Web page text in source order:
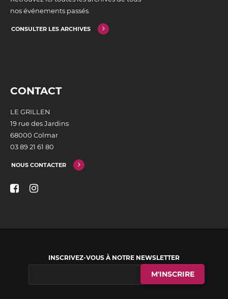
nos événements passés.
CONSULTER LES ARCHIVES
CONTACT
LE GRILLEN
19 rue des Jardins
68000 Colmar
03 89 21 61 80
NOUS CONTACTER
INSCRIVEZ-VOUS À NOTRE NEWSLETTER